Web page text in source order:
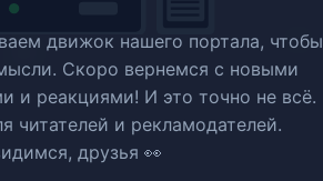
движок нашего портала, чтобы
Скоро вернемся c новыми
и реакциями! И это точно не всё.
читателей и рекламодателей.
друзья 👀